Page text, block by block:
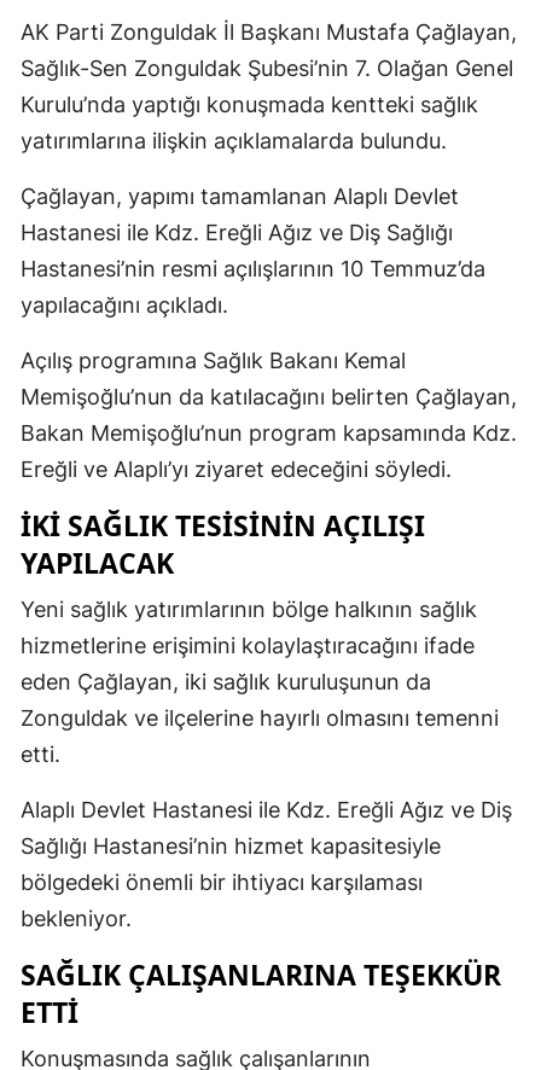
AK Parti Zonguldak İl Başkanı Mustafa Çağlayan,
Sağlık-Sen Zonguldak Şubesi’nin 7. Olağan Genel
Kurulu’nda yaptığı konuşmada kentteki sağlık
yatırımlarına ilişkin açıklamalarda bulundu.
Çağlayan, yapımı tamamlanan Alaplı Devlet
Hastanesi ile Kdz. Ereğli Ağız ve Diş Sağlığı
Hastanesi’nin resmi açılışlarının 10 Temmuz’da
yapılacağını açıkladı.
Açılış programına Sağlık Bakanı Kemal
Memişoğlu’nun da katılacağını belirten Çağlayan,
Bakan Memişoğlu’nun program kapsamında Kdz.
Ereğli ve Alaplı’yı ziyaret edeceğini söyledi.
İKİ SAĞLIK TESİSİNİN AÇILIŞI
YAPILACAK
Yeni sağlık yatırımlarının bölge halkının sağlık
hizmetlerine erişimini kolaylaştıracağını ifade
eden Çağlayan, iki sağlık kuruluşunun da
Zonguldak ve ilçelerine hayırlı olmasını temenni
etti.
Alaplı Devlet Hastanesi ile Kdz. Ereğli Ağız ve Diş
Sağlığı Hastanesi’nin hizmet kapasitesiyle
bölgedeki önemli bir ihtiyacı karşılaması
bekleniyor.
SAĞLIK ÇALIŞANLARINA TEŞEKKÜR
ETTİ
Konuşmasında sağlık çalışanlarının